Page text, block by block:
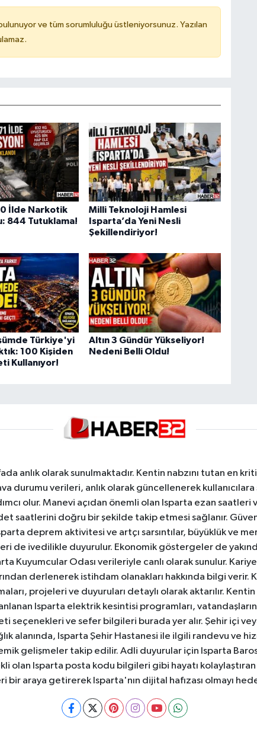
ve tüm sorumluluğu üstleniyorsunuz. Yazılan
İlde Narkotik
844 Tutuklama!
Milli Teknoloji Hamlesi
Isparta’da Yeni Nesli
Şekillendiriyor!
Türkiye'yi
100 Kişiden
Kullanıyor!
Altın 3 Gündür Yükseliyor!
Nedeni Belli Oldu!
anlık olarak sunulmaktadır. Kentin nabzını tutan en
durumu verileri, anlık olarak güncellenerek
olur. Manevi açıdan önemli olan Isparta ezan
saatlerini doğru bir şekilde takip etmesi sağlanır.
deprem aktivitesi ve artçı sarsıntılar, büyüklük ve
de ivedilikle duyurulur. Ekonomik göstergeler de
Kuyumcular Odası verileriyle canlı olarak sunulur.
derlenerek istihdam olanakları hakkında bilgi verir.
projeleri ve duyuruları detaylı olarak aktarılır.
Isparta elektrik kesintisi programları,
seçenekleri ve sefer bilgileri burada yer alır. Şehir içi
alanında, Isparta Şehir Hastanesi ile ilgili randevu ve
gelişmeler takip edilir. Adli duyurular için Isparta
olan Isparta posta kodu bilgileri gibi hayatı
bir araya getirerek Isparta'nın dijital hafızası olmayı